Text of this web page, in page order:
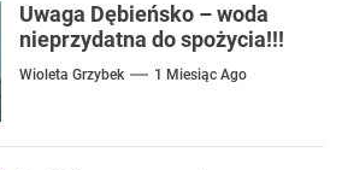
Uwaga Dębieńsko – woda
nieprzydatna do spożycia!!!
Wioleta Grzybek 1 Miesiąc Ago